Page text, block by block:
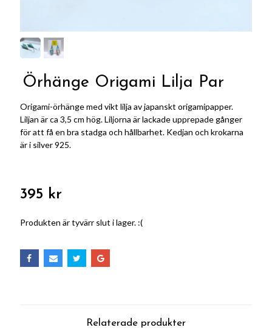
Örhänge Origami Lilja Par
Origami-örhänge med vikt lilja av japanskt origamipapper.
Liljan är ca 3,5 cm hög. Liljorna är lackade upprepade gånger
för att få en bra stadga och hållbarhet. Kedjan och krokarna
är i silver 925.
395 kr
Produkten är tyvärr slut i lager. :(
Relaterade produkter